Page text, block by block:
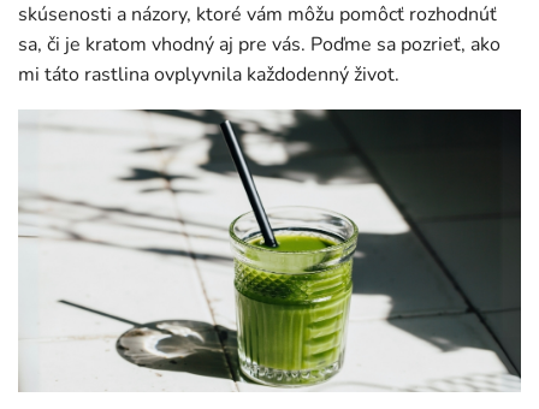
skúsenosti a názory, ktoré vám môžu pomôcť rozhodnúť
sa, či je kratom vhodný aj pre vás. Poďme sa pozrieť, ako
mi táto rastlina ovplyvnila každodenný život.